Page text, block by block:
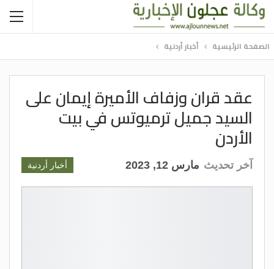
الصفحة الرئيسية أخبار أردنية
عقد قران وزفاف الأميرة إيمان على
السيد جميل ترميوتس في بيت
الأردن
أخبار أردنية آخر تحديث مارس 12, 2023